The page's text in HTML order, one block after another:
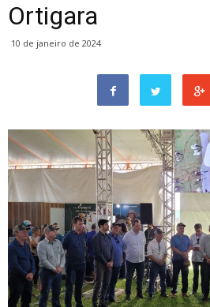
Ortigara
10 de janeiro de 2024